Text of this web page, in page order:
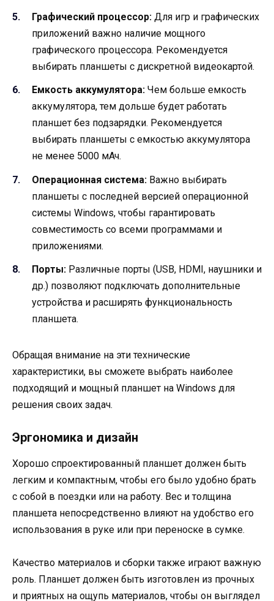
Графический процессор: Для игр и графических
приложений важно наличие мощного
графического процессора. Рекомендуется
выбирать планшеты с дискретной видеокартой.
Емкость аккумулятора: Чем больше емкость
аккумулятора, тем дольше будет работать
планшет без подзарядки. Рекомендуется
выбирать планшеты с емкостью аккумулятора
не менее 5000 мАч.
Операционная система: Важно выбирать
планшеты с последней версией операционной
системы Windows, чтобы гарантировать
совместимость со всеми программами и
приложениями.
Порты: Различные порты (USB, HDMI, наушники и
др.) позволяют подключать дополнительные
устройства и расширять функциональность
планшета.
Обращая внимание на эти технические
характеристики, вы сможете выбрать наиболее
подходящий и мощный планшет на Windows для
решения своих задач.
Эргономика и дизайн
Хорошо спроектированный планшет должен быть
легким и компактным, чтобы его было удобно брать
с собой в поездки или на работу. Вес и толщина
планшета непосредственно влияют на удобство его
использования в руке или при переноске в сумке.
Качество материалов и сборки также играют важную
роль. Планшет должен быть изготовлен из прочных
и приятных на ощупь материалов, чтобы он выглядел